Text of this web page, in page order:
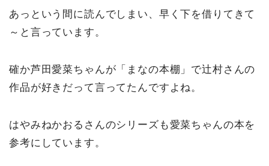
あっという間に読んでしまい、早く下を借りてきて
～と言っています。
確か芦田愛菜ちゃんが「まなの本棚」で辻村さんの
作品が好きだって言ってたんですよね。
はやみねかおるさんのシリーズも愛菜ちゃんの本を
参考にしています。